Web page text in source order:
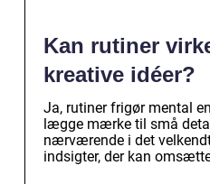
Kan rutiner
kreative idéer?
Ja, rutiner frigør mental
lægge mærke til små
nærværende i det
indsigter, der kan